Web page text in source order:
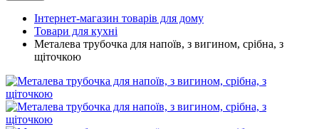
Інтернет-магазин товарів для дому
Товари для кухні
Металева трубочка для напоїв, з вигином, срібна, з
щіточкою